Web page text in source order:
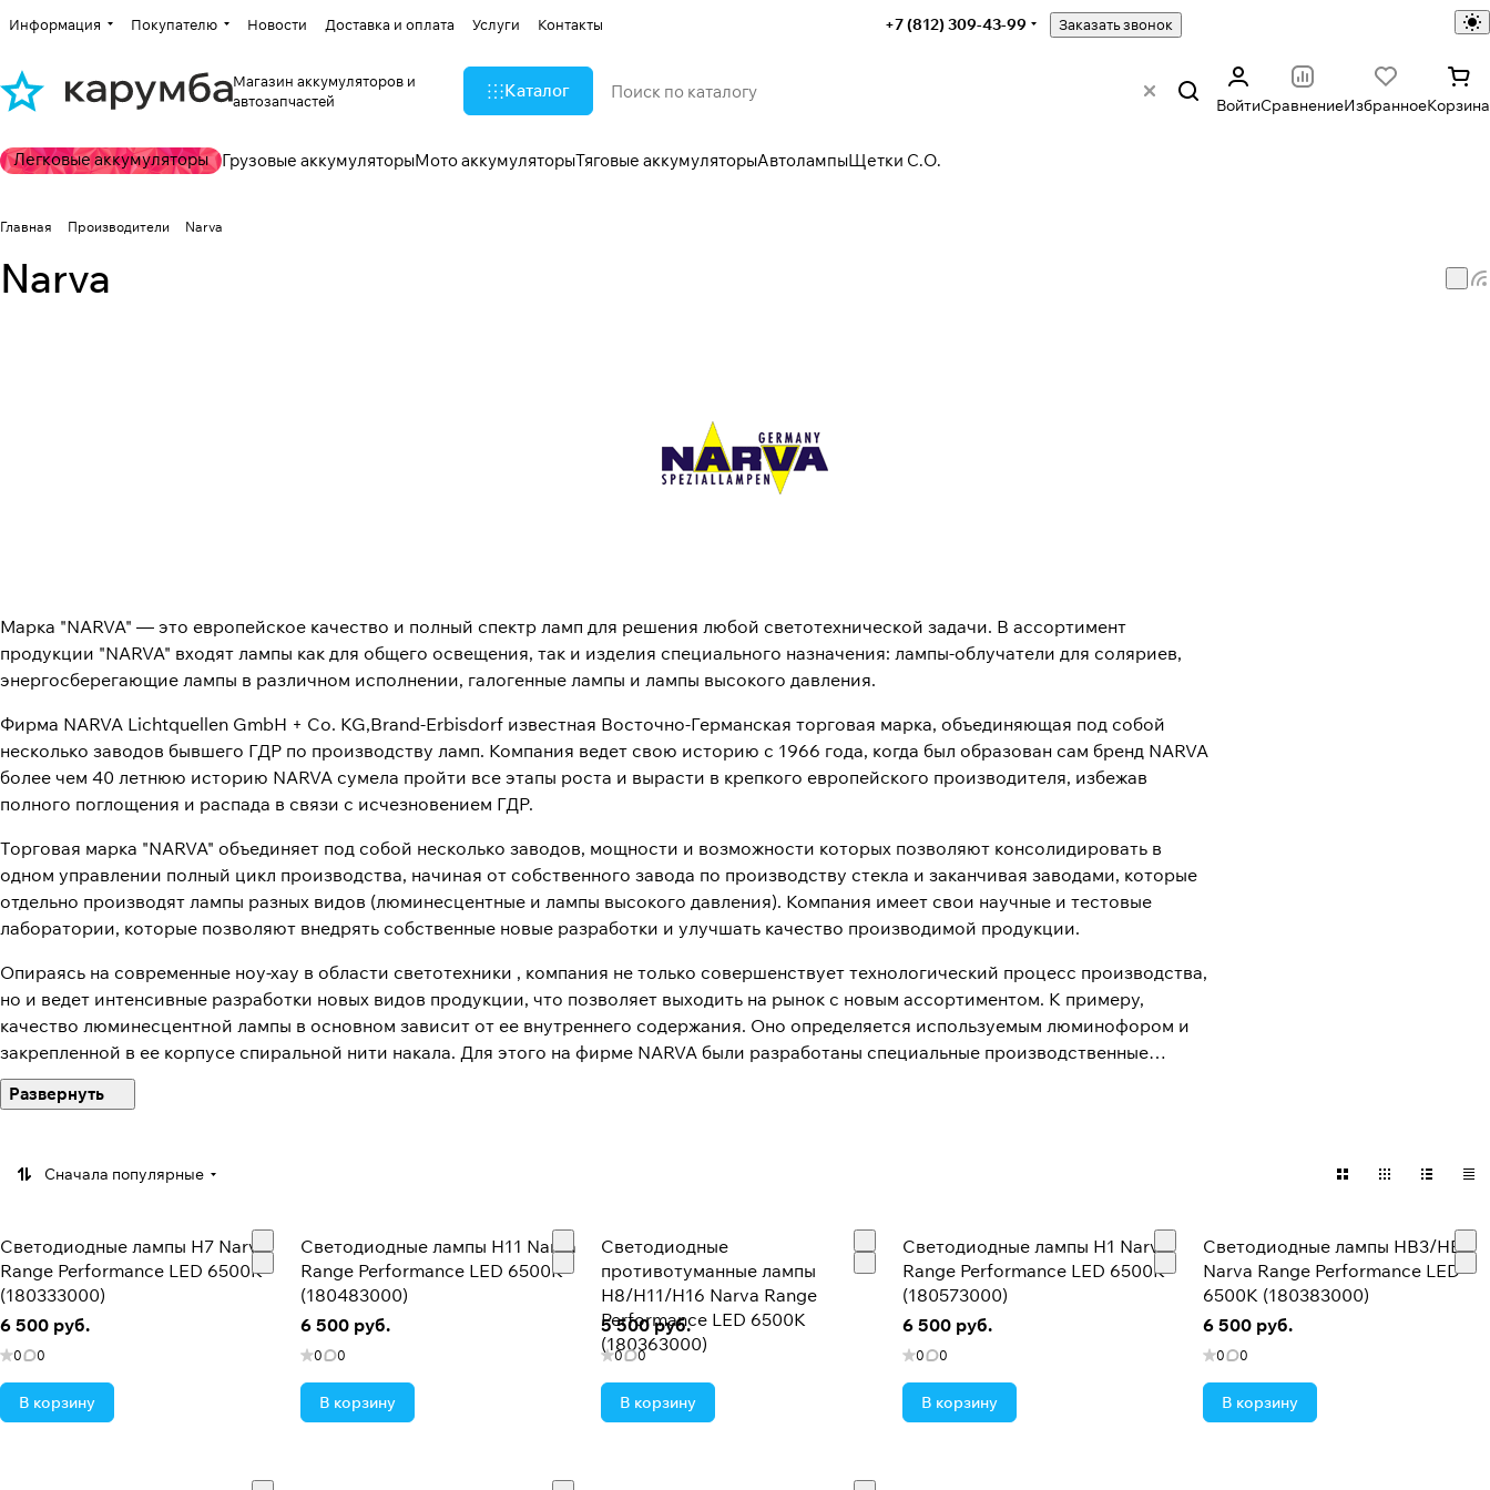
Информация Покупателю Новости Доставка и оплата Услуги Контакты +7 (812) 309-43-99 Заказать звонок
Магазин аккумуляторов и
автозапчастей
Каталог
ВойтиСравнениеИзбранноеКорзина
Легковые аккумуляторы Грузовые аккумуляторыМото аккумуляторыТяговые аккумуляторыАвтолампыЩетки С.О.
Главная Производители Narva
Narva
Марка "NARVA" — это европейское качество и полный спектр ламп для решения любой светотехнической задачи. В ассортимент
продукции "NARVA" входят лампы как для общего освещения, так и изделия специального назначения: лампы-облучатели для соляриев,
энергосберегающие лампы в различном исполнении, галогенные лампы и лампы высокого давления.
Фирма NARVA Lichtquellen GmbH + Co. KG,Brand-Erbisdorf известная Восточно-Германская торговая марка, объединяющая под собой
несколько заводов бывшего ГДР по производству ламп. Компания ведет свою историю с 1966 года, когда был образован сам бренд NARVA
более чем 40 летнюю историю NARVA сумела пройти все этапы роста и вырасти в крепкого европейского производителя, избежав
полного поглощения и распада в связи с исчезновением ГДР.
Торговая марка "NARVA" объединяет под собой несколько заводов, мощности и возможности которых позволяют консолидировать в
одном управлении полный цикл производства, начиная от собственного завода по производству стекла и заканчивая заводами, которые
отдельно производят лампы разных видов (люминесцентные и лампы высокого давления). Компания имеет свои научные и тестовые
лаборатории, которые позволяют внедрять собственные новые разработки и улучшать качество производимой продукции.
Опираясь на современные ноу-хау в области светотехники , компания не только совершенствует технологический процесс производства,
но и ведет интенсивные разработки новых видов продукции, что позволяет выходить на рынок с новым ассортиментом. К примеру,
качество люминесцентной лампы в основном зависит от ее внутреннего содержания. Оно определяется используемым люминофором и
закрепленной в ее корпусе спиральной нити накала. Для этого на фирме NARVA были разработаны специальные производственные
технологии, обеспечивающие как эффективное нанесение на трубки ламп люминофора, разработанного по желанию клиентов со
специально заданными свойствами цвета, так и высокоавтоматизированное и точное изготовление корпуса лампы.
Сначала популярные
Светодиодные лампы H7 Narva
Range Performance LED 6500K
(180333000)
6 500 руб.
0 0
В корзину
Светодиодные лампы H11 Narva
Range Performance LED 6500K
(180483000)
6 500 руб.
0 0
В корзину
Светодиодные
противотуманные лампы
H8/H11/H16 Narva Range
Performance LED 6500K
(180363000)
5 500 руб.
0 0
В корзину
Светодиодные лампы H1 Narva
Range Performance LED 6500K
(180573000)
6 500 руб.
0 0
В корзину
Светодиодные лампы HB3/HB4
Narva Range Performance LED
6500K (180383000)
6 500 руб.
0 0
В корзину